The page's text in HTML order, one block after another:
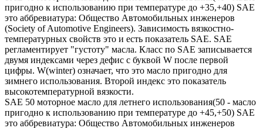
пригодно к использованию при температуре до +35,+40) SAE
это аббревиатура: Общество Автомобильных инженеров
(Society of Automotive Engineers). Зависимость вязкостно-
температурных свойств это и есть показатель SAE. SAE
регламентирует "густоту" масла. Класс по SAE записывается
двумя индексами через дефис с буквой W после первой
цифры. W(winter) означает, что это масло пригодно для
зимнего использования. Второй индекс это показатель
высокотемпературной вязкости.
SAE 50 моторное масло для летнего использования(50 - масло
пригодно к использованию при температуре до +45,+50) SAE
это аббревиатура: Общество Автомобильных инженеров